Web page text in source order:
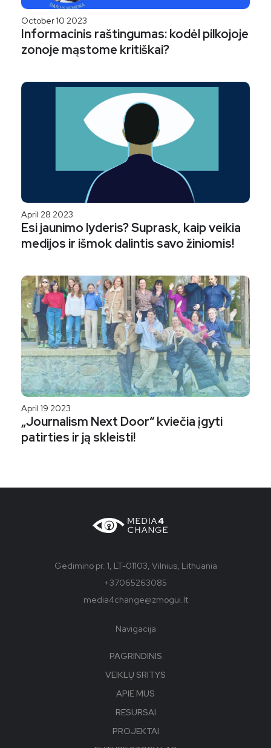
October 10 2023
Informacinis raštingumas: kodėl pilkojoje
zonoje mąstome kritiškai?
April 28 2023
Esi jaunimo lyderis? Suprask, kaip veikia
medijos ir išmok dalintis savo žiniomis!
April 19 2023
„Journalism Next Door“ kviečia įgyti
patirties ir ją skleisti!
Gedimino pr. 1, LT-01103, Vilnius, Lithuania
+37065263085
media4change@zmogui.lt
Navigacija
PAGRINDINIS
VEIKLŲ SRITYS
APIE MUS
RESURSAI
PROJEKTAI